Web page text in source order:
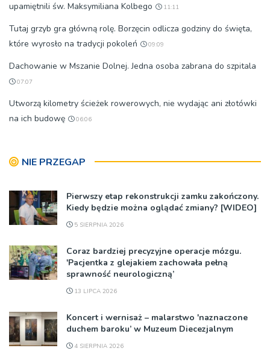
upamiętnili św. Maksymiliana Kolbego
11:11
Tutaj grzyb gra główną rolę. Borzęcin odlicza godziny do święta,
które wyrosło na tradycji pokoleń
09:09
Dachowanie w Mszanie Dolnej. Jedna osoba zabrana do szpitala
07:07
Utworzą kilometry ścieżek rowerowych, nie wydając ani złotówki
na ich budowę
06:06
NIE PRZEGAP
Pierwszy etap rekonstrukcji zamku zakończony.
Kiedy będzie można oglądać zmiany? [WIDEO]
5 SIERPNIA 2026
Coraz bardziej precyzyjne operacje mózgu.
'Pacjentka z glejakiem zachowała pełną
sprawność neurologiczną’
13 LIPCA 2026
Koncert i wernisaż – malarstwo 'naznaczone
duchem baroku’ w Muzeum Diecezjalnym
4 SIERPNIA 2026